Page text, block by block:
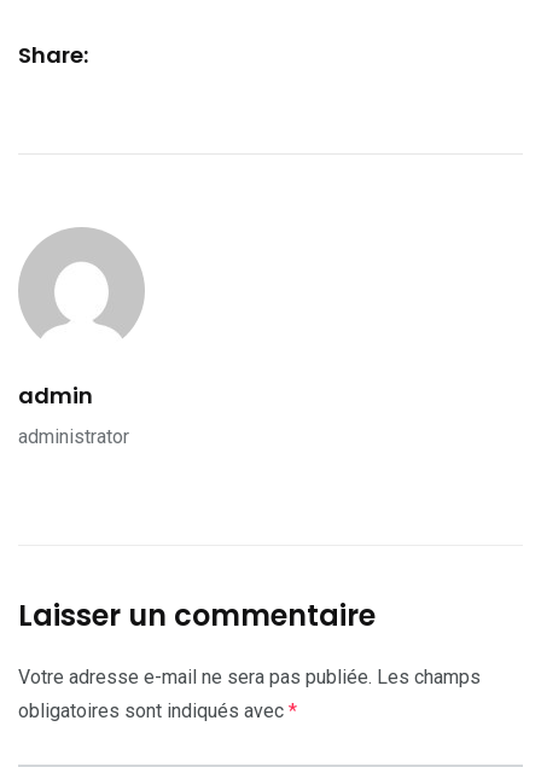
Share:
admin
administrator
Laisser un commentaire
Votre adresse e-mail ne sera pas publiée. Les champs
obligatoires sont indiqués avec *